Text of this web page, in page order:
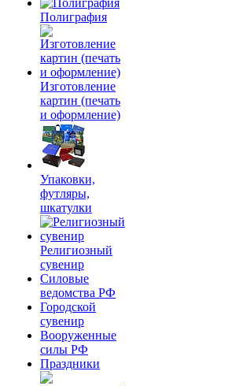
Полиграфия
Изготовление
картин (печать
и оформление)
Упаковки,
футляры,
шкатулки
Религиозный
сувенир
Силовые
ведомства РФ
Городской
сувенир
Вооруженные
силы РФ
Праздники